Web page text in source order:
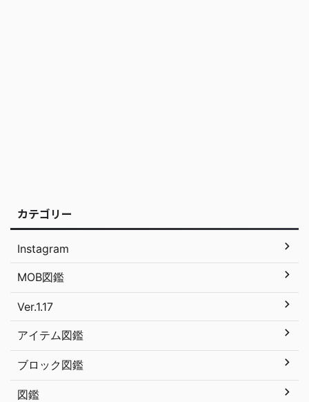
カテゴリー
Instagram
MOB図鑑
Ver.1.17
アイテム図鑑
ブロック図鑑
図鑑